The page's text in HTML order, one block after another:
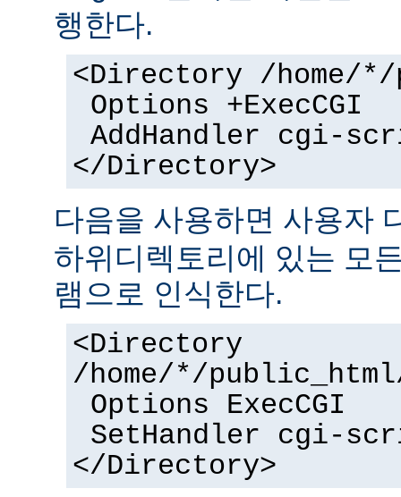
행한다.
<Directory /home/
Options +ExecCGI
AddHandler cgi-
</Directory>
다음을 사용하면 사용자
하위디렉토리에 있는 모
램으로 인식한다.
<Directory
/home/*/
Options ExecCGI
SetHandler cgi-
</Directory>